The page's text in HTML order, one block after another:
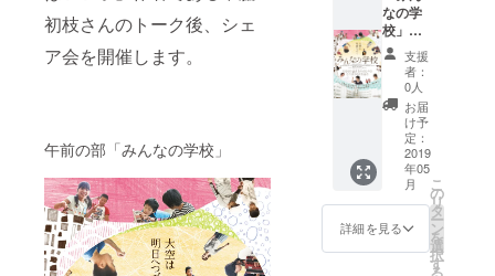
初枝さんのトーク後、シェ
ア会を開催します。
午前の部「みんなの学校」
なの学
校」に
もご出
演され
た、大
阪市住
吉区大
空小学
校の元
校長先
生、木
村泰子
先生の
講演会
を2019
支援
者：
0人
お届
け予
定：
2019
年05
月
詳細を見る
こ
の
リ
タ
ー
ン
を
選
択
す